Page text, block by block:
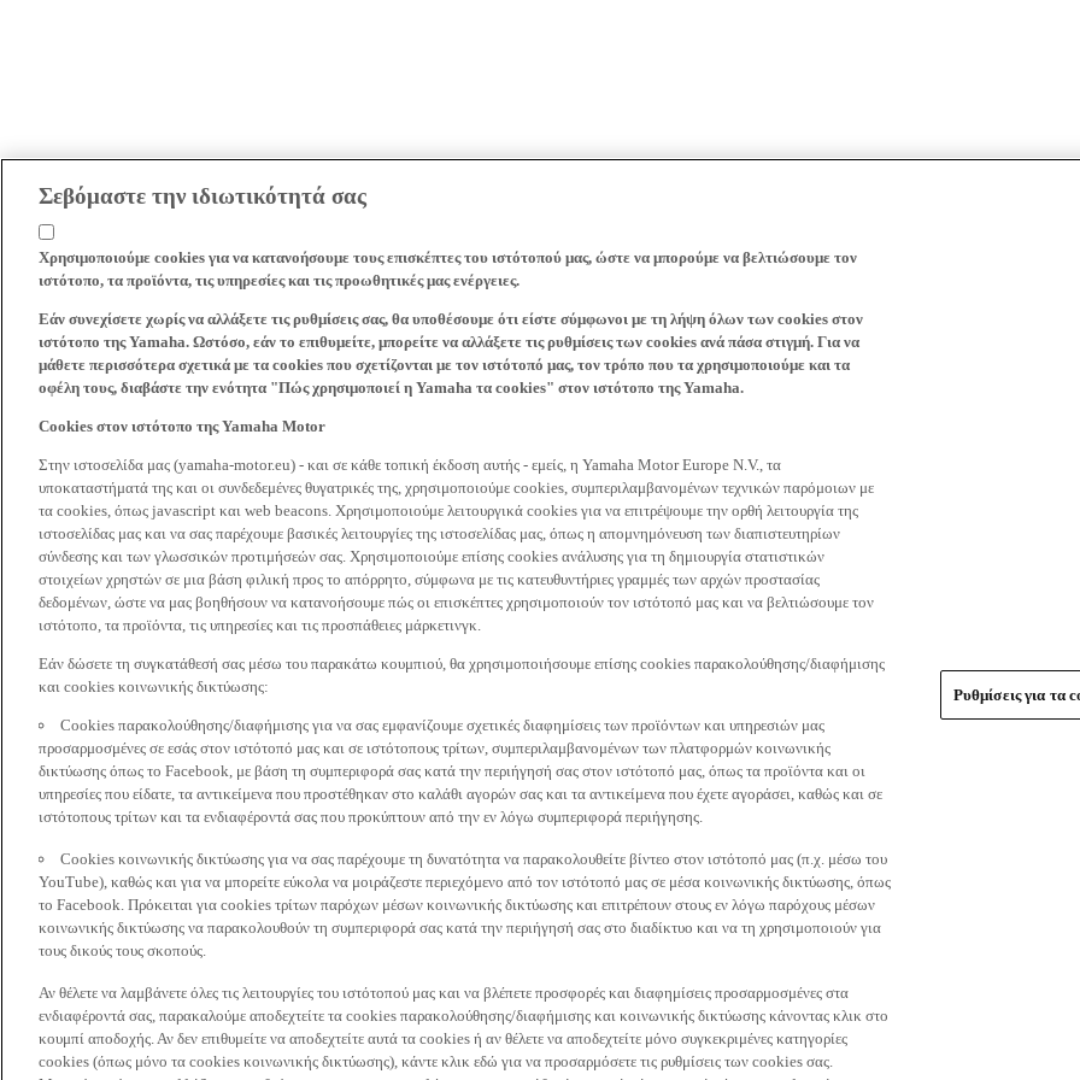
Σεβόμαστε την ιδιωτικότητά σας
Χρησιμοποιούμε cookies για να κατανοήσουμε τους επισκέπτες του ιστότοπού μας, ώστε να μπορούμε να βελτιώσουμε τον
ιστότοπο, τα προϊόντα, τις υπηρεσίες και τις προωθητικές μας ενέργειες.
Εάν συνεχίσετε χωρίς να αλλάξετε τις ρυθμίσεις σας, θα υποθέσουμε ότι είστε σύμφωνοι με τη λήψη όλων των cookies στον
ιστότοπο της Yamaha. Ωστόσο, εάν το επιθυμείτε, μπορείτε να αλλάξετε τις ρυθμίσεις των cookies ανά πάσα στιγμή. Για να
μάθετε περισσότερα σχετικά με τα cookies που σχετίζονται με τον ιστότοπό μας, τον τρόπο που τα χρησιμοποιούμε και τα
οφέλη τους, διαβάστε την ενότητα "Πώς χρησιμοποιεί η Yamaha τα cookies" στον ιστότοπο της Yamaha.
Cookies στον ιστότοπο της Yamaha Motor
Στην ιστοσελίδα μας (yamaha-motor.eu) - και σε κάθε τοπική έκδοση αυτής - εμείς, η Yamaha Motor Europe N.V., τα
υποκαταστήματά της και οι συνδεδεμένες θυγατρικές της, χρησιμοποιούμε cookies, συμπεριλαμβανομένων τεχνικών παρόμοιων με
τα cookies, όπως javascript και web beacons. Χρησιμοποιούμε λειτουργικά cookies για να επιτρέψουμε την ορθή λειτουργία της
ιστοσελίδας μας και να σας παρέχουμε βασικές λειτουργίες της ιστοσελίδας μας, όπως η απομνημόνευση των διαπιστευτηρίων
σύνδεσης και των γλωσσικών προτιμήσεών σας. Χρησιμοποιούμε επίσης cookies ανάλυσης για τη δημιουργία στατιστικών
στοιχείων χρηστών σε μια βάση φιλική προς το απόρρητο, σύμφωνα με τις κατευθυντήριες γραμμές των αρχών προστασίας
δεδομένων, ώστε να μας βοηθήσουν να κατανοήσουμε πώς οι επισκέπτες χρησιμοποιούν τον ιστότοπό μας και να βελτιώσουμε τον
ιστότοπο, τα προϊόντα, τις υπηρεσίες και τις προσπάθειες μάρκετινγκ.
Εάν δώσετε τη συγκατάθεσή σας μέσω του παρακάτω κουμπιού, θα χρησιμοποιήσουμε επίσης cookies παρακολούθησης/διαφήμισης
και cookies κοινωνικής δικτύωσης:
Cookies παρακολούθησης/διαφήμισης για να σας εμφανίζουμε σχετικές διαφημίσεις των προϊόντων και υπηρεσιών μας
προσαρμοσμένες σε εσάς στον ιστότοπό μας και σε ιστότοπους τρίτων, συμπεριλαμβανομένων των πλατφορμών κοινωνικής
δικτύωσης όπως το Facebook, με βάση τη συμπεριφορά σας κατά την περιήγησή σας στον ιστότοπό μας, όπως τα προϊόντα και οι
υπηρεσίες που είδατε, τα αντικείμενα που προστέθηκαν στο καλάθι αγορών σας και τα αντικείμενα που έχετε αγοράσει, καθώς και σε
ιστότοπους τρίτων και τα ενδιαφέροντά σας που προκύπτουν από την εν λόγω συμπεριφορά περιήγησης.
Cookies κοινωνικής δικτύωσης για να σας παρέχουμε τη δυνατότητα να παρακολουθείτε βίντεο στον ιστότοπό μας (π.χ. μέσω του
YouTube), καθώς και για να μπορείτε εύκολα να μοιράζεστε περιεχόμενο από τον ιστότοπό μας σε μέσα κοινωνικής δικτύωσης, όπως
το Facebook. Πρόκειται για cookies τρίτων παρόχων μέσων κοινωνικής δικτύωσης και επιτρέπουν στους εν λόγω παρόχους μέσων
κοινωνικής δικτύωσης να παρακολουθούν τη συμπεριφορά σας κατά την περιήγησή σας στο διαδίκτυο και να τη χρησιμοποιούν για
τους δικούς τους σκοπούς.
Αν θέλετε να λαμβάνετε όλες τις λειτουργίες του ιστότοπού μας και να βλέπετε προσφορές και διαφημίσεις προσαρμοσμένες στα
ενδιαφέροντά σας, παρακαλούμε αποδεχτείτε τα cookies παρακολούθησης/διαφήμισης και κοινωνικής δικτύωσης κάνοντας κλικ στο
κουμπί αποδοχής. Αν δεν επιθυμείτε να αποδεχτείτε αυτά τα cookies ή αν θέλετε να αποδεχτείτε μόνο συγκεκριμένες κατηγορίες
cookies (όπως μόνο τα cookies κοινωνικής δικτύωσης), κάντε κλικ εδώ για να προσαρμόσετε τις ρυθμίσεις των cookies σας.
Ρυθμίσεις για τα